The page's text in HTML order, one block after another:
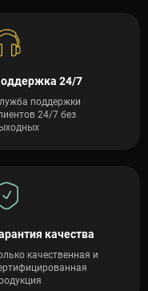
24/7
поддержки
24/7 без
качества
качественная и